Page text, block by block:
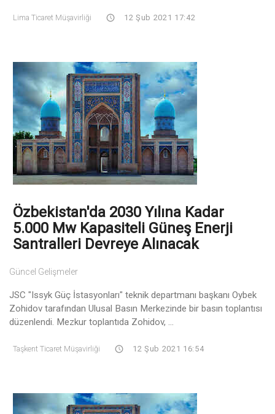
Lima Ticaret Müşavirliği 12 Şub 2021 17:42
Özbekistan'da 2030 Yılına Kadar
5.000 Mw Kapasiteli Güneş Enerji
Santralleri Devreye Alınacak
Güncel Gelişmeler
JSC "Issyk Güç İstasyonları" teknik departmanı başkanı Oybek
Zohidov tarafından Ulusal Basın Merkezinde bir basın toplantısı
düzenlendi. Mezkur toplantıda Zohidov, ...
Taşkent Ticaret Müşavirliği 12 Şub 2021 16:54